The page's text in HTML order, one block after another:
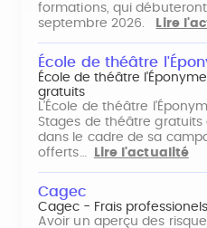
formations, qui
septembre 2026.
Lire
École de théâtre
École de théâtre
gratuits
L'École de théâtre
Stages de théâtre gratuits
dans le cadre de sa
offerts…
Lire l'actualité
Cagec
Cagec - Frais
Avoir un aperçu des